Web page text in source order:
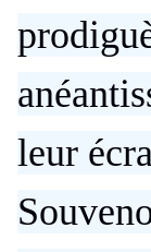
leur